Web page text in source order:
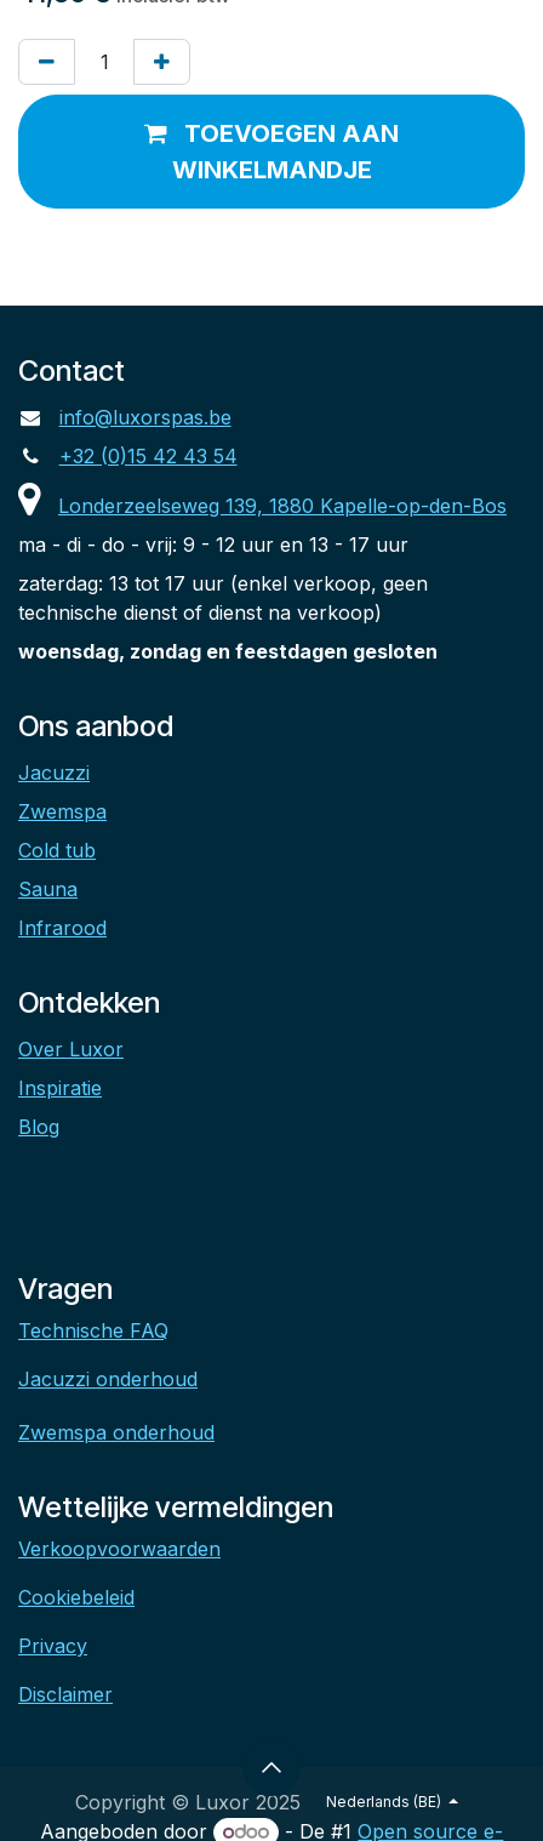
TOEVOEGEN AAN
WINKELMANDJE
Contact
info@luxorspas.be
+32 (0)15 42 43 54
Londerzeelseweg 139, 1880 Kapelle-op-den-Bos
ma - di - do - vrij: 9 - 12 uur en 13 - 17 uur
zaterdag: 13 tot 17 uur (enkel verkoop, geen
technische dienst of dienst na verkoop)
woensdag, zondag en feestdagen gesloten
Ons aanbod
Jacuzzi
Zwemspa
Cold tub
Sauna
Infrarood
Ontdekken
Over Luxor
Inspiratie
Blog
Vragen
Technische FAQ
Jacuzzi onderhoud
Zwemspa onderhoud
Wettelijke vermeldingen
Verkoopvoorwaarden
Cookiebeleid
Privacy
Disclaimer
Copyright © Luxor 2025 Nederlands (BE)
Aangeboden door - De #1Open source e-